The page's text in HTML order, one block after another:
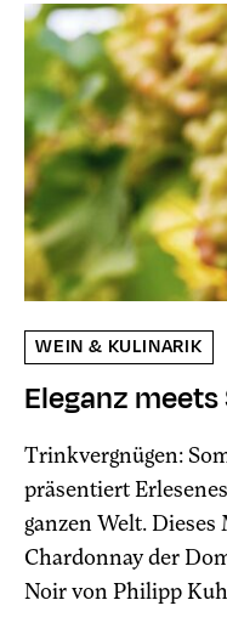
WEIN & KULINARIK
Eleganz
Trinkvergnügen:
präsentiert
ganzen Welt.
Chardonnay der
Noir von Philipp